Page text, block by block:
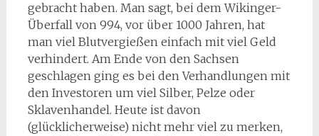
gebracht haben. Man sagt, bei dem Wikinger-
Überfall von 994, vor über 1000 Jahren, hat
man viel Blutvergießen einfach mit viel Geld
verhindert. Am Ende von den Sachsen
geschlagen ging es bei den Verhandlungen mit
den Investoren um viel Silber, Pelze oder
Sklavenhandel. Heute ist davon
(glücklicherweise) nicht mehr viel zu merken,